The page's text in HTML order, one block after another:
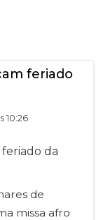
feriado
10:26
de
missa afro